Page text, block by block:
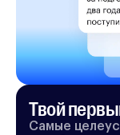
Твой
Самые